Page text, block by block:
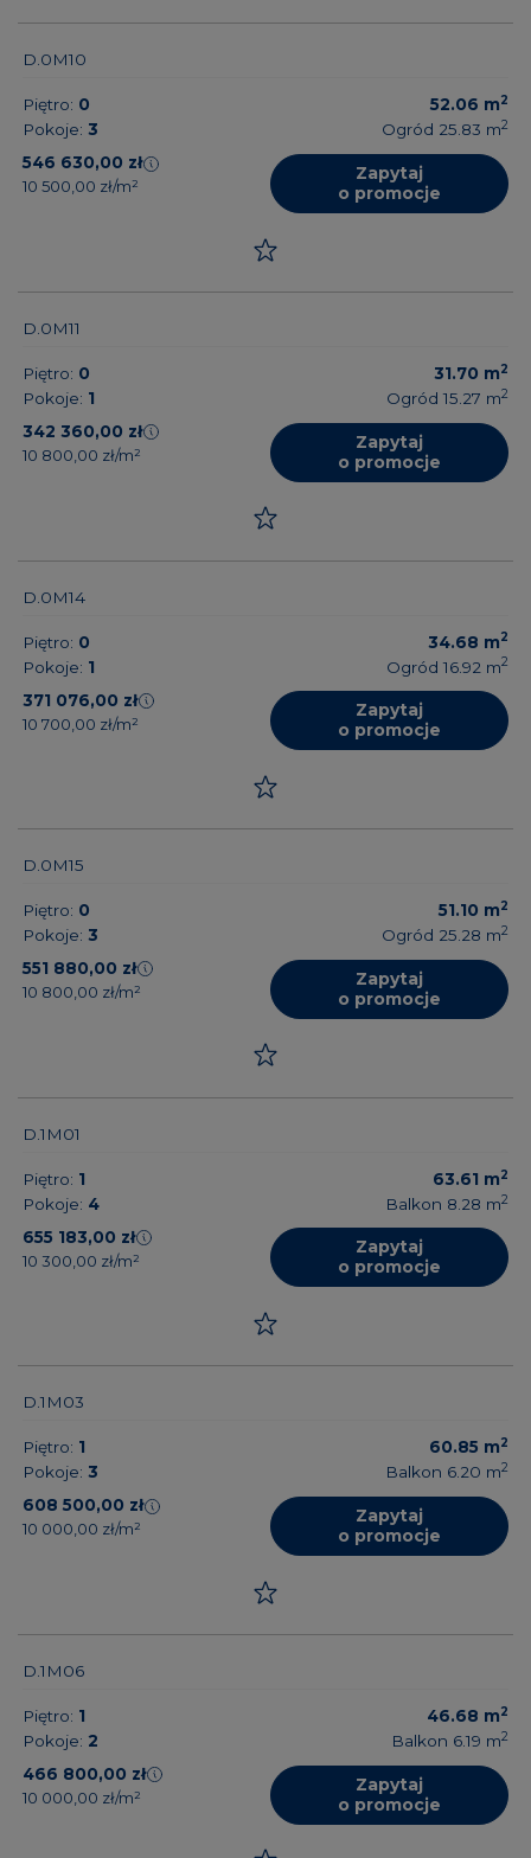
D.0M10
Piętro: 0
Pokoje: 3
546 630,00 zł
10 500,00 zł/m²
52.06 m2
Ogród 25.83 m2
Zapytaj
o promocje
D.0M11
Piętro: 0
Pokoje: 1
342 360,00 zł
10 800,00 zł/m²
31.70 m2
Ogród 15.27 m2
Zapytaj
o promocje
D.0M14
Piętro: 0
Pokoje: 1
371 076,00 zł
10 700,00 zł/m²
34.68 m2
Ogród 16.92 m2
Zapytaj
o promocje
D.0M15
Piętro: 0
Pokoje: 3
551 880,00 zł
10 800,00 zł/m²
51.10 m2
Ogród 25.28 m2
Zapytaj
o promocje
D.1M01
Piętro: 1
Pokoje: 4
655 183,00 zł
10 300,00 zł/m²
63.61 m2
Balkon 8.28 m2
Zapytaj
o promocje
D.1M03
Piętro: 1
Pokoje: 3
608 500,00 zł
10 000,00 zł/m²
60.85 m2
Balkon 6.20 m2
Zapytaj
o promocje
D.1M06
Piętro: 1
Pokoje: 2
466 800,00 zł
10 000,00 zł/m²
46.68 m2
Balkon 6.19 m2
Zapytaj
o promocje